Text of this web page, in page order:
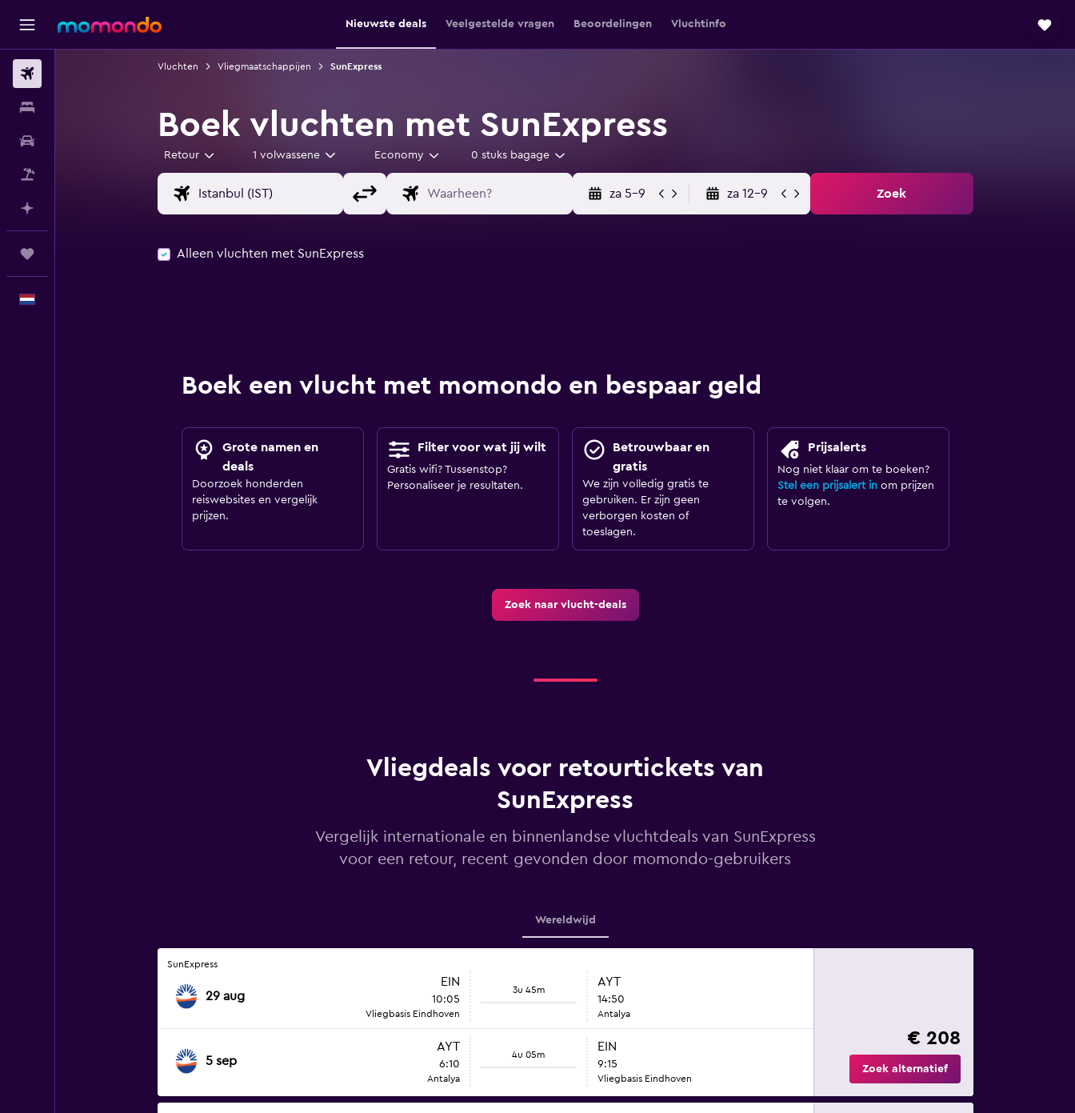
Nieuwste deals Veelgestelde vragen Beoordelingen Vluchtinfo
Vluchten Vliegmaatschappijen SunExpress
Boek vluchten met SunExpress
Retour 1 volwassene Economy 0 stuks bagage
za 5-9 za 12-9 Zoek
Alleen vluchten met SunExpress
Boek een vlucht met momondo en bespaar geld
Grote namen en
deals
Doorzoek honderden
reiswebsites en vergelijk
prijzen.
Filter voor wat jij wilt
Gratis wifi? Tussenstop?
Personaliseer je resultaten.
Betrouwbaar en
gratis
We zijn volledig gratis te
gebruiken. Er zijn geen
verborgen kosten of
toeslagen.
Prijsalerts
Nog niet klaar om te boeken?
Stel een prijsalert inom prijzen
te volgen.
Zoek naar vlucht-deals
Vliegdeals voor retourtickets van
SunExpress
Vergelijk internationale en binnenlandse vluchtdeals van SunExpress
voor een retour, recent gevonden door momondo-gebruikers
Wereldwijd
SunExpress
29 aug
EIN
10:05
Vliegbasis Eindhoven
3u 45m
AYT
14:50
Antalya
5 sep
AYT
6:10
Antalya
4u 05m
EIN
9:15
Vliegbasis Eindhoven
€ 208
Zoek alternatief